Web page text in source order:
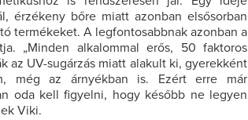
érzékeny bőre miatt azonban elsősorban
termékeket. A legfontosabbnak azonban a
„Minden alkalommal erős, 50 faktoros
az UV-sugárzás miatt alakult ki, gyerekként
még az árnyékban is. Ezért erre már
oda kell figyelni, hogy később ne legyen
Viki.